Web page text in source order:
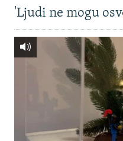
'Ljudi ne mogu